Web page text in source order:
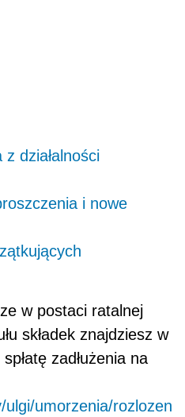
z działalności
i nowe
w postaci ratalnej
składek znajdziesz w
zadłużenia na
umorzenia/rozlozen